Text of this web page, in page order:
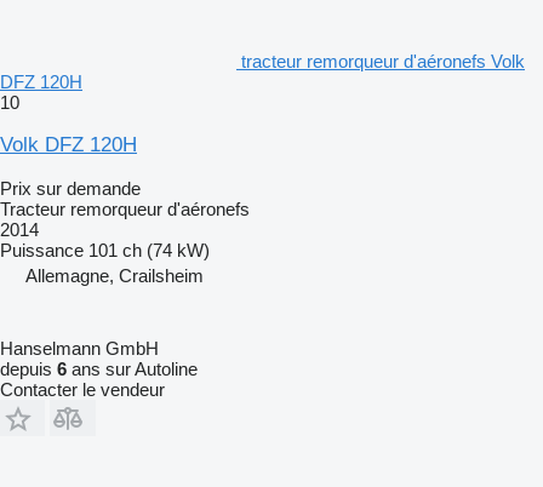
tracteur remorqueur d'aéronefs Volk
DFZ 120H
10
Volk DFZ 120H
Prix sur demande
Tracteur remorqueur d'aéronefs
2014
Puissance 101 ch (74 kW)
Allemagne, Crailsheim
Hanselmann GmbH
depuis 6 ans sur Autoline
Contacter le vendeur